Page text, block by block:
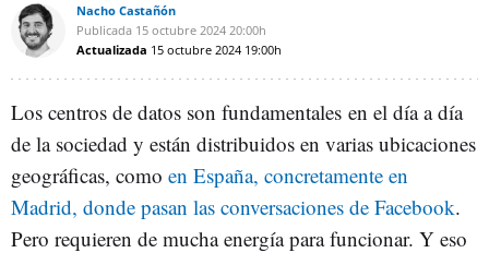
Nacho Castañón
Publicada 15 octubre 2024 20:00h
Actualizada 15 octubre 2024 19:00h
Los centros de datos son fundamentales en el día a día
de la sociedad y están distribuidos en varias ubicaciones
geográficas, como en España, concretamente en
Madrid, donde pasan las conversaciones de Facebook.
Pero requieren de mucha energía para funcionar. Y eso